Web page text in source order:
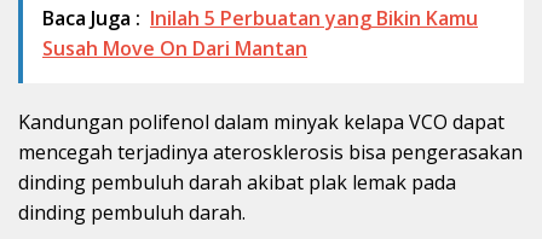
Baca Juga : Inilah 5 Perbuatan yang Bikin Kamu
Susah Move On Dari Mantan
Kandungan polifenol dalam minyak kelapa VCO dapat
mencegah terjadinya aterosklerosis bisa pengerasakan
dinding pembuluh darah akibat plak lemak pada
dinding pembuluh darah.